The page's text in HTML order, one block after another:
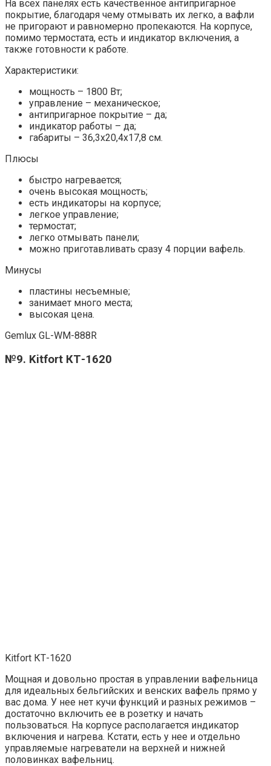
На всех панелях есть качественное антипригарное
покрытие, благодаря чему отмывать их легко, а вафли
не пригорают и равномерно пропекаются. На корпусе,
помимо термостата, есть и индикатор включения, а
также готовности к работе.
Характеристики:
мощность – 1800 Вт;
управление – механическое;
антипригарное покрытие – да;
индикатор работы – да;
габариты – 36,3х20,4х17,8 см.
Плюсы
быстро нагревается;
очень высокая мощность;
есть индикаторы на корпусе;
легкое управление;
термостат;
легко отмывать панели;
можно приготавливать сразу 4 порции вафель.
Минусы
пластины несъемные;
занимает много места;
высокая цена.
Gemlux GL-WM-888R
№9. Kitfort КТ-1620
Kitfort КТ-1620
Мощная и довольно простая в управлении вафельница
для идеальных бельгийских и венских вафель прямо у
вас дома. У нее нет кучи функций и разных режимов –
достаточно включить ее в розетку и начать
пользоваться. На корпусе располагается индикатор
включения и нагрева. Кстати, есть у нее и отдельно
управляемые нагреватели на верхней и нижней
половинках вафельниц.